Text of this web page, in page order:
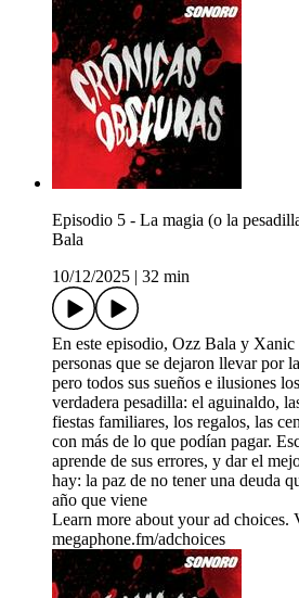
Episodio 5 - La magia (o la
Bala
10/12/2025
32 min
En este episodio, Ozz Bala y Xanic
personas que se dejaron llevar por
pero todos sus sueños e ilusiones
verdadera pesadilla: el aguinaldo,
fiestas familiares, los regalos, las
con más de lo que podían pagar.
aprende de sus errores, y dar el
hay: la paz de no tener una deuda
año que viene
Learn more about your ad choices.
megaphone.fm/adchoices